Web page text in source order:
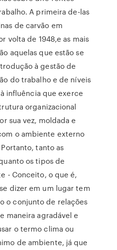
A primeira de-las
de carvão em
volta de 1948,e as mais
aquelas que estão se
à gestão de
do trabalho e de níveis
influência que exerce
organizacional
sua vez, moldada e
o ambiente externo
tanto as
os tipos de
- Conceito, o que é,
dizer em um lugar tem
o conjunto de relações
maneira agradável e
o termo clima ou
de ambiente, já que